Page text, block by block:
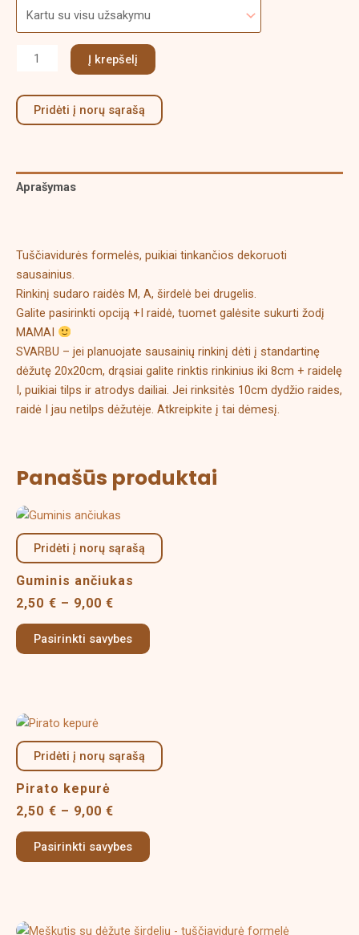
Į krepšelį
Pridėti į norų sąrašą
Aprašymas
Tuščiavidurės formelės, puikiai tinkančios dekoruoti
sausainius.
Rinkinį sudaro raidės M, A, širdelė bei drugelis.
Galite pasirinkti opciją +I raidė, tuomet galėsite sukurti žodį
MAMAI
SVARBU – jei planuojate sausainių rinkinį dėti į standartinę
dėžutę 20x20cm, drąsiai galite rinktis rinkinius iki 8cm + raidelę
I, puikiai tilps ir atrodys dailiai. Jei rinksitės 10cm dydžio raides,
raidė I jau netilps dėžutėje. Atkreipkite į tai dėmesį.
Panašūs produktai
Pridėti į norų sąrašą
Guminis ančiukas
2,50 € – 9,00€
Price
2,50 €
through
9,00 €
Pasirinkti savybes
product
has
options
may
product
page
Pridėti į norų sąrašą
Pirato kepurė
2,50 € – 9,00€
2,50 €
through
Pasirinkti savybes
product
has
options
may
PriceThis